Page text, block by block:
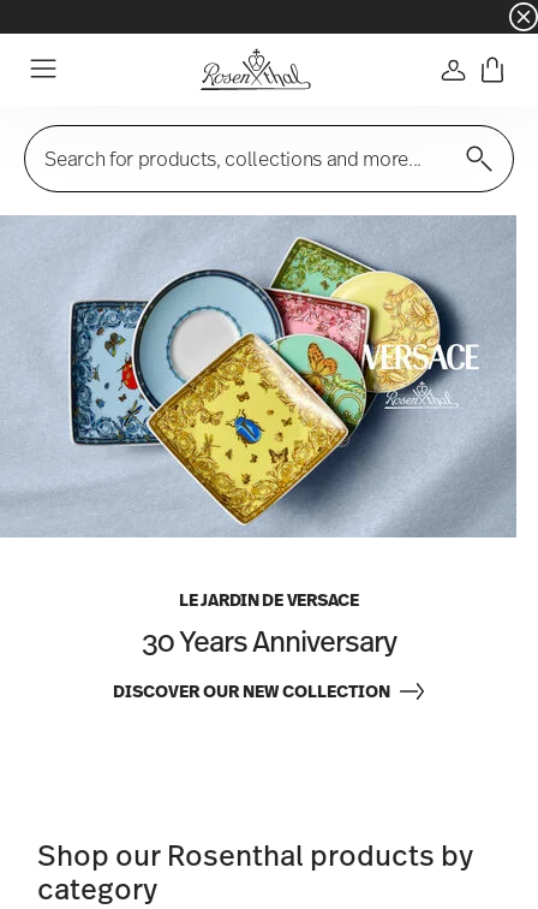
☀️ Summer SALE on selected items and
Login
Search for products, collections and more...
LE JARDIN DE VERSACE
30 Years Anniversary
DISCOVER OUR NEW COLLECTION
Shop our Rosenthal products by
category